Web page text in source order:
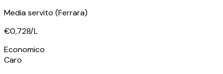
Media servito (Ferrara)
€0,728/L
Economico
Caro